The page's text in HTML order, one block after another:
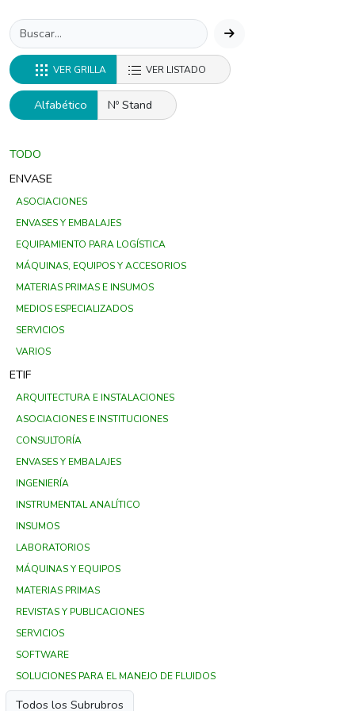
VER GRILLA VER LISTADO
Alfabético Nº Stand
TODO
ENVASE
ASOCIACIONES
ENVASES Y EMBALAJES
EQUIPAMIENTO PARA LOGÍSTICA
MÁQUINAS, EQUIPOS Y ACCESORIOS
MATERIAS PRIMAS E INSUMOS
MEDIOS ESPECIALIZADOS
SERVICIOS
VARIOS
ETIF
ARQUITECTURA E INSTALACIONES
ASOCIACIONES E INSTITUCIONES
CONSULTORÍA
ENVASES Y EMBALAJES
INGENIERÍA
INSTRUMENTAL ANALÍTICO
INSUMOS
LABORATORIOS
MÁQUINAS Y EQUIPOS
MATERIAS PRIMAS
REVISTAS Y PUBLICACIONES
SERVICIOS
SOFTWARE
SOLUCIONES PARA EL MANEJO DE FLUIDOS